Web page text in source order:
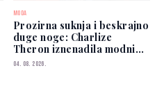
MODA
Prozirna suknja i beskrajno
duge noge: Charlize
Theron iznenadila modnim
izborom
04. 08. 2026.